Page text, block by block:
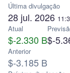
Última divulgação
28 jul. 2026
Atual
$-2.330 B$-
Anterior
$-3.185 B